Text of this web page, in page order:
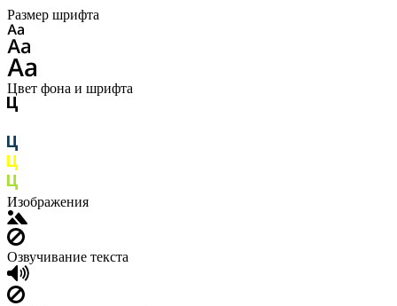
Размер шрифта
Цвет фона и шрифта
Изображения
Озвучивание текста